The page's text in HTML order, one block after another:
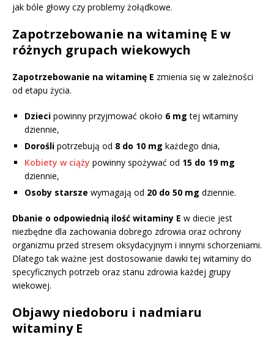
jak bóle głowy czy problemy żołądkowe.
Zapotrzebowanie na witaminę E w
różnych grupach wiekowych
Zapotrzebowanie na witaminę E zmienia się w zależności
od etapu życia.
Dzieci powinny przyjmować około 6 mg tej witaminy
dziennie,
Dorośli potrzebują od 8 do 10 mg każdego dnia,
Kobiety w ciąży powinny spożywać od 15 do 19 mg
dziennie,
Osoby starsze wymagają od 20 do 50 mg dziennie.
Dbanie o odpowiednią ilość witaminy E w diecie jest
niezbędne dla zachowania dobrego zdrowia oraz ochrony
organizmu przed stresem oksydacyjnym i innymi schorzeniami.
Dlatego tak ważne jest dostosowanie dawki tej witaminy do
specyficznych potrzeb oraz stanu zdrowia każdej grupy
wiekowej.
Objawy niedoboru i nadmiaru
witaminy E